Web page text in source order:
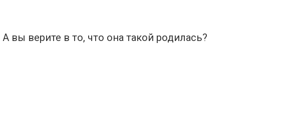
А вы верите в то, что она такой родилась?